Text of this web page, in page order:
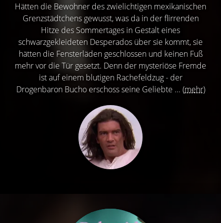
Hätten die Bewohner des zwielichtigen mexikanischen
Grenzstädtchens gewusst, was da in der flirrenden
Hitze des Sommertages in Gestalt eines
schwarzgekleideten Desperados über sie kommt, sie
hätten die Fensterläden geschlossen und keinen Fuß
mehr vor die Tür gesetzt. Denn der mysteriöse Fremde
ist auf einem blutigen Rachefeldzug - der
Drogenbaron Bucho erschoss seine Geliebte ... (mehr)